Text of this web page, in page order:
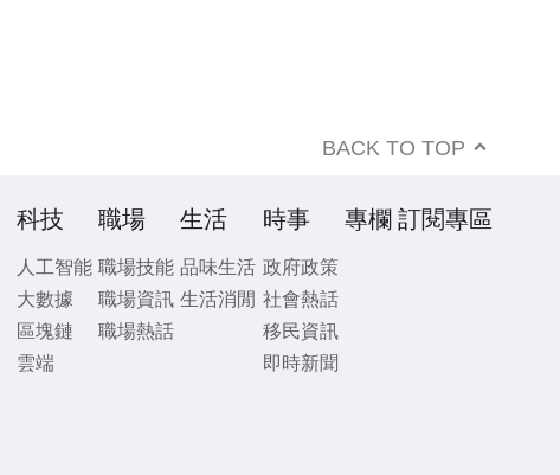
BACK TO TOP
科技
人工智能
大數據
區塊鏈
雲端
職場
職場技能
職場資訊
職場熱話
生活
品味生活
生活消閒
時事
政府政策
社會熱話
移民資訊
即時新聞
專欄 訂閱專區